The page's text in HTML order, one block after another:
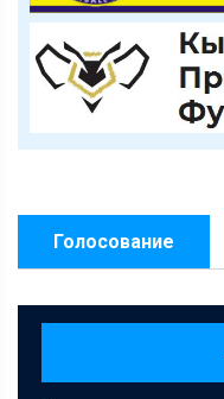
Голосование